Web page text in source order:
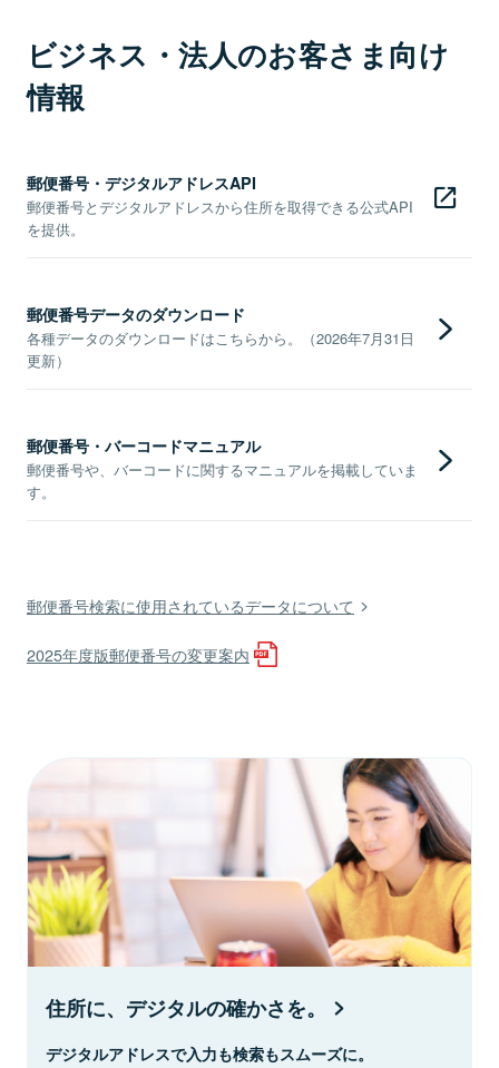
ビジネス・法人のお客さま向け
情報
郵便番号・デジタルアドレスAPI
郵便番号とデジタルアドレスから住所を取得できる公式API
を提供。
郵便番号データのダウンロード
各種データのダウンロードはこちらから。（2026年7月31日
更新）
郵便番号・バーコードマニュアル
郵便番号や、バーコードに関するマニュアルを掲載していま
す。
郵便番号検索に使用されているデータについて
2025年度版郵便番号の変更案内
住所に、デジタルの確かさを。
デジタルアドレスで入力も検索もスムーズに。